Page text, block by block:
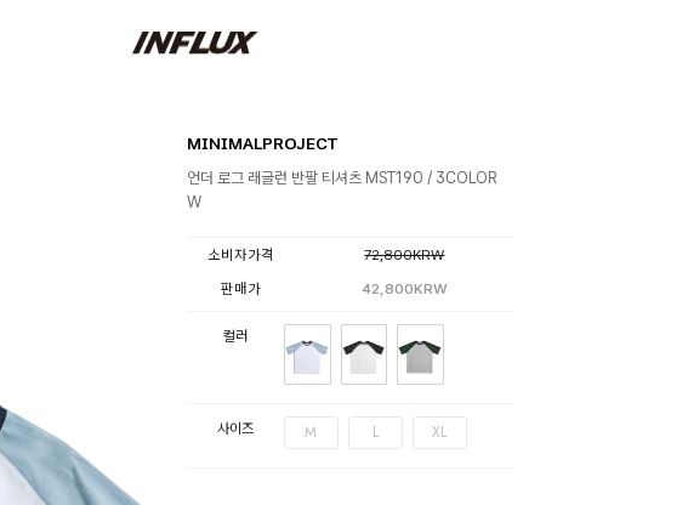
MINIMALPROJECT
언더 로그 래글런 반팔 티셔츠 MST190 / 3COLOR
W
소비자가격
72,800KRW
판매가
42,800KRW
컬러
사이즈 M L XL